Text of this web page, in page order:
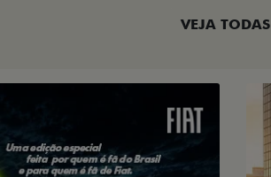
VEJA TODAS